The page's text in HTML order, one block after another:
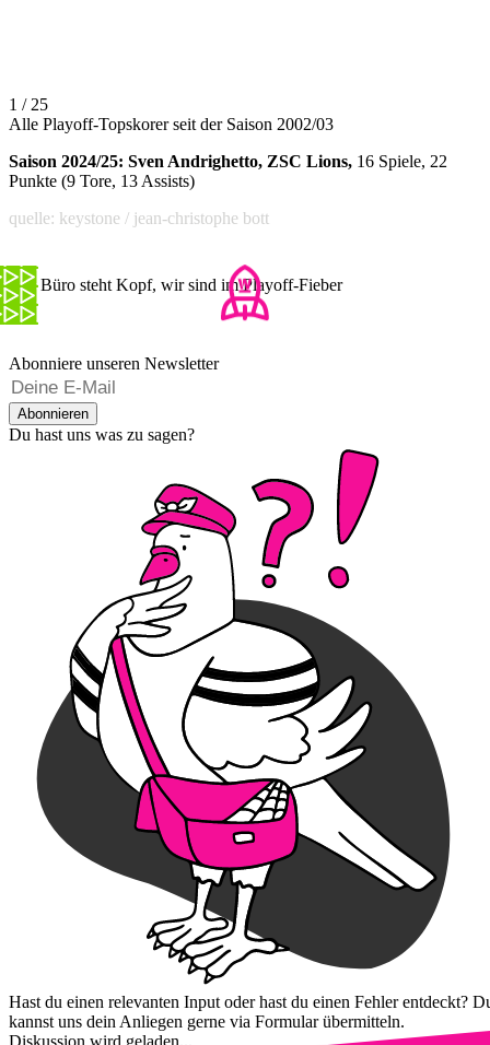
1 / 25
Alle Playoff-Topskorer seit der Saison 2002/03
Saison 2024/25: Sven Andrighetto, ZSC Lions, 16 Spiele, 22
Punkte (9 Tore, 13 Assists)
quelle: keystone / jean-christophe bott
Das Büro steht Kopf, wir sind im Playoff-Fieber
Abonniere unseren Newsletter
Abonnieren
Du hast uns was zu sagen?
Hast du einen relevanten Input oder hast du einen Fehler entdeckt?
kannst uns dein Anliegen gerne via Formular übermitteln.